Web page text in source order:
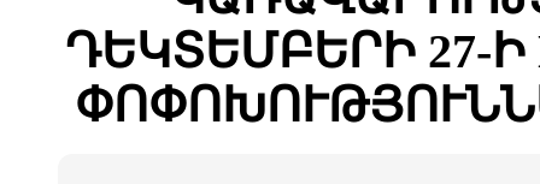
ԴԵԿՏԵՄԲԵՐԻ 27-Ի